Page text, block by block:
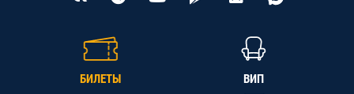
БИЛЕТЫ ВИП